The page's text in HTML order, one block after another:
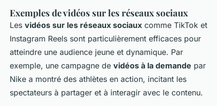
Exemples de vidéos sur les réseaux sociaux
Les vidéos sur les réseaux sociaux comme TikTok et
Instagram Reels sont particulièrement efficaces pour
atteindre une audience jeune et dynamique. Par
exemple, une campagne de vidéos à la demande par
Nike a montré des athlètes en action, incitant les
spectateurs à partager et à interagir avec le contenu.